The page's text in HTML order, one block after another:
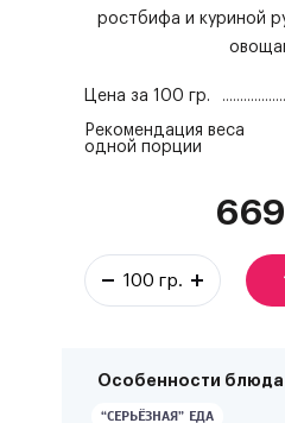
Особенности блюда
“СЕРЬЁЗНАЯ” ЕДА
ростбифа и куриной
Цена за 100 гр.
Рекомендация веса
одной порции
669